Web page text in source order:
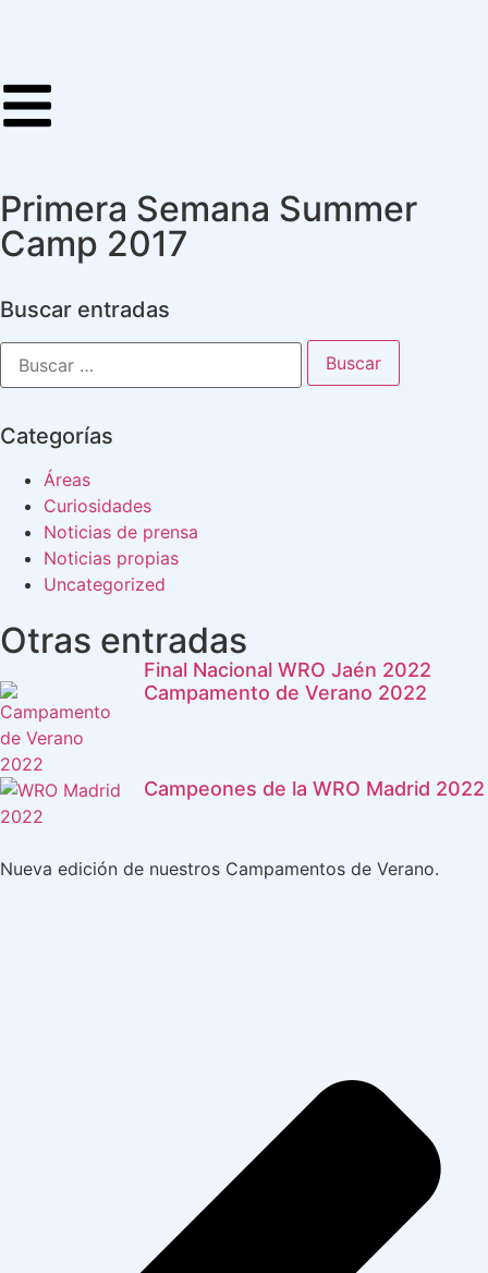
Primera Semana Summer
Camp 2017
Buscar entradas
Categorías
Áreas
Curiosidades
Noticias de prensa
Noticias propias
Uncategorized
Otras entradas
Final Nacional WRO Jaén 2022
Campamento de Verano 2022
Campeones de la WRO Madrid 2022
Nueva edición de nuestros Campamentos de Verano.